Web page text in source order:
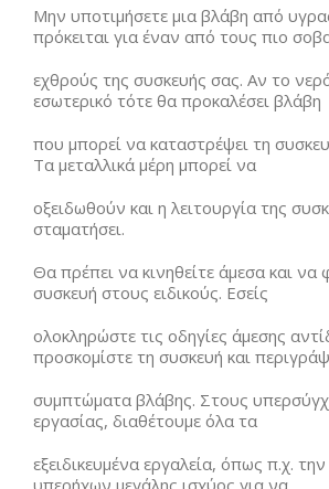
Μην υποτιμήσετε μια βλάβη από
πρόκειται για έναν από τους πιο
εχθρούς της συσκευής σας. Αν το
εσωτερικό τότε θα προκαλέσει βλάβη
που μπορεί να καταστρέψει τη
Τα μεταλλικά μέρη μπορεί να
οξειδωθούν και η λειτουργία της
σταματήσει.
Θα πρέπει να κινηθείτε άμεσα και να
συσκευή στους ειδικούς. Εσείς
ολοκληρώστε τις οδηγίες άμεσης
προσκομίστε τη συσκευή και
συμπτώματα βλάβης. Στους
εργασίας, διαθέτουμε όλα τα
εξειδικευμένα εργαλεία, όπως π.χ.
υπερήχων μεγάλης ισχύος για να